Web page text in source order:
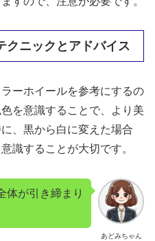
クニックとアドバイス
ーホイールを参考にするの
を意識することで、より美
、黒から白に変えた場合
識することが大切です。
あどみちゃん
体が引き締まり